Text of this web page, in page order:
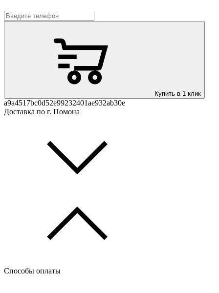
Купить в 1 клик
a9a4517bc0d52e99232401ae932ab30e
Доставка по г. Помона
Способы оплаты